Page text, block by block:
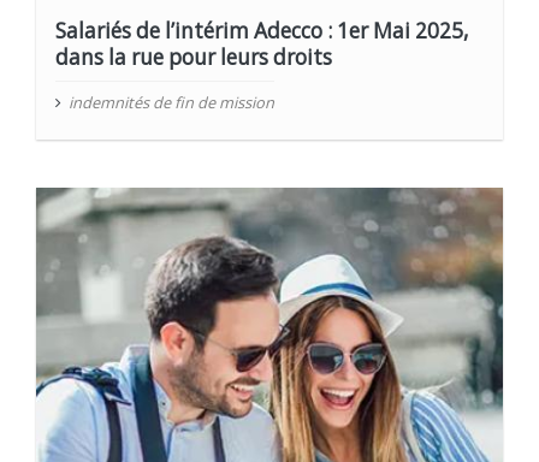
Salariés de l’intérim Adecco : 1er Mai 2025,
dans la rue pour leurs droits
indemnités de fin de mission